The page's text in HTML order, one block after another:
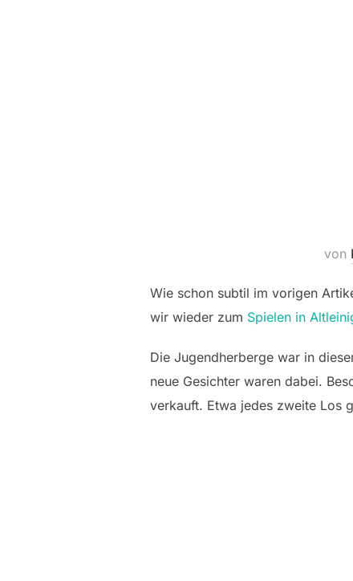
von
Wie schon subtil im vorigen
wir wieder zum Spielen in
Die Jugendherberge war in
neue Gesichter waren dabei.
verkauft. Etwa jedes zweite Los